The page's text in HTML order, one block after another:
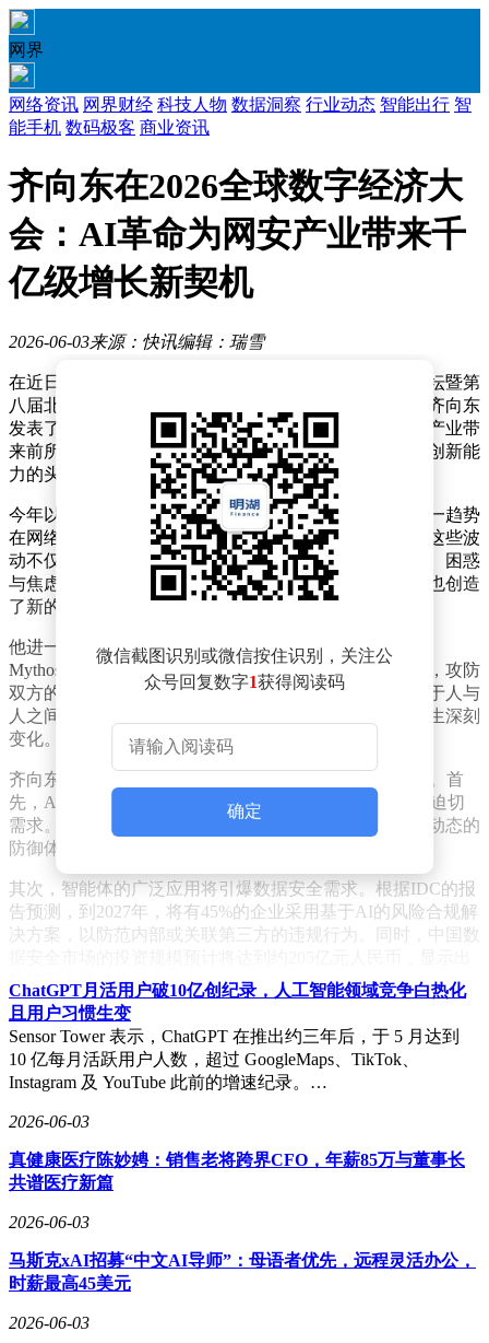
网界
网络资讯 网界财经 科技人物 数据洞察 行业动态 智能出行 智
能手机 数码极客 商业资讯
齐向东在2026全球数字经济大
会：AI革命为网安产业带来千
亿级增长新契机
2026-06-03来源：快讯编辑：瑞雪
在近日于北京举办的2026全球数字经济大会数字安全论坛暨第
八届北京网络安全大会开幕峰会上，奇安信集团董事长齐向东
发表了重要观点。他指出，人工智能革命正为网络安全产业带
来前所未有的发展机遇，而真正的受益者将是那些具备创新能
力的头部安全企业。
今年以来，大模型在漏洞挖掘方面的能力逐渐显现，这一趋势
在网络安全行业引发了广泛关注与波动。齐向东认为，这些波
动不仅反映了业界对人工智能技术的复杂情感——期待、困惑
与焦虑并存，更为网络安全领域提出了新的挑战，同时也创造
了新的发展契机。
他进一步分析，随着AI大模型和智能体的兴起，特别是
Mythos等技术的出现，网络攻击手段已迈入工业化时代，攻防
双方的平衡被进一步打破。传统上，网络安全主要依赖于人与
人之间的技术较量与经验积累，但如今，这一格局已发生深刻
变化。
齐向东强调，在AI时代，三类安全需求将迎来集中爆发。首
先，AI漏洞与AI攻击的结合将催生对实战化安全防御的迫切
需求。政企机构必须加大安全投入，构建主动、纵深、动态的
防御体系，以提升应对实际攻击的能力。
其次，智能体的广泛应用将引爆数据安全需求。根据IDC的报
告预测，到2027年，将有45%的企业采用基于AI的风险合规解
决方案，以防范内部或关联第三方的违规行为。同时，中国数
数据安全领域的巨大潜力。
最后，AI应用的普及将带动全栈安全需求的增长。从AI自身
的安全到场景安全、应用安全、大模型安全以及具身智能安全
等多个层面，都将成为具有爆发力的黄金增长点。这些领域的
发展不仅关乎AI技术的可持续发展，更对整体网络安全环境
产生深远影响。
齐向东总结道，网络安全已成为AI时代不可或缺的基础性产
业。随着数智化进程的加速推进，网络安全产业的规模将持续
企业提供了广阔的发展空间和无限的可能。
微信截图识别或微信按住识别，关注公
众号回复数字1获得阅读码
确定
ChatGPT月活用户破10亿创纪录，人工智能领域竞争白热化
且用户习惯生变
Sensor Tower 表示，ChatGPT 在推出约三年后，于 5 月达到
10 亿每月活跃用户人数，超过 GoogleMaps、TikTok、
Instagram 及 YouTube 此前的增速纪录。…
2026-06-03
真健康医疗陈妙娉：销售老将跨界CFO，年薪85万与董事长
共谱医疗新篇
2026-06-03
马斯克xAI招募“中文AI导师”：母语者优先，远程灵活办公，
时薪最高45美元
2026-06-03